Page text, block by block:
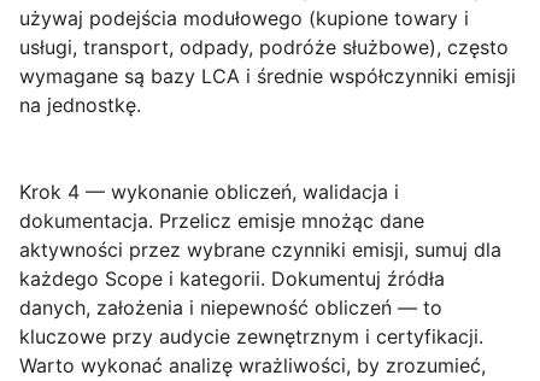
używaj podejścia modułowego (kupione towary i
usługi, transport, odpady, podróże służbowe), często
wymagane są bazy LCA i średnie współczynniki emisji
na jednostkę.
Krok 4 — wykonanie obliczeń, walidacja i
dokumentacja. Przelicz emisje mnożąc dane
aktywności przez wybrane czynniki emisji, sumuj dla
każdego Scope i kategorii. Dokumentuj źródła
danych, założenia i niepewność obliczeń — to
kluczowe przy audycie zewnętrznym i certyfikacji.
Warto wykonać analizę wrażliwości, by zrozumieć,